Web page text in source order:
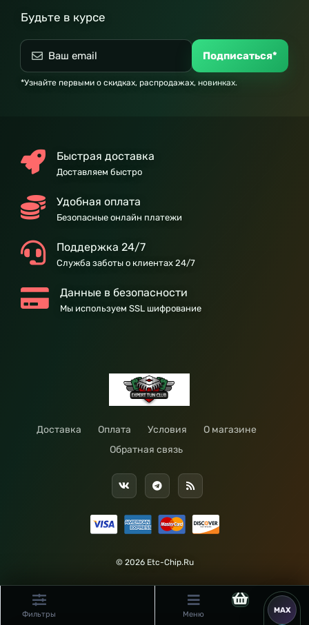
Будьте в курсе
Подписаться*
*Узнайте первыми о скидках, распродажах, новинках.
Быстрая доставка
Доставляем быстро
Удобная оплата
Безопасные онлайн платежи
Поддержка 24/7
Служба заботы о клиентах 24/7
Данные в безопасности
Мы используем SSL шифрование
Доставка Оплата Условия
О магазине
Обратная связь
© 2026 Etc-Chip.Ru
Фильтры Меню